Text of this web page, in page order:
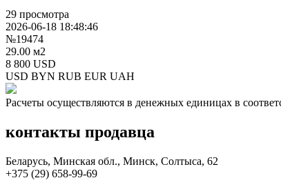
29 просмотра
2026-06-18 18:48:46
№19474
29.00 м2
8 800 USD
USD BYN RUB EUR UAH
Расчеты осуществляются в денежных единицах в
контакты продавца
Беларусь, Минская обл., Минск, Солтыса, 62
+375 (29) 658-99-69